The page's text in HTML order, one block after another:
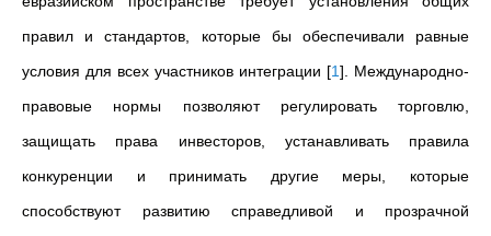
правил и стандартов, которые бы обеспечивали равные
условия для всех участников интеграции [1] . Международно-
правовые нормы позволяют регулировать торговлю,
защищать права инвесторов, устанавливать правила
конкуренции и принимать другие меры, которые
способствуют развитию справедливой и прозрачной